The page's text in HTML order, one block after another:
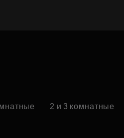
2 и 3 комнатные